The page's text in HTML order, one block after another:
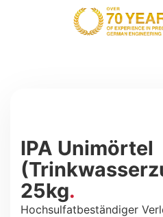
IPA Unimörtel
25kg
Hochsulfatbeständiger